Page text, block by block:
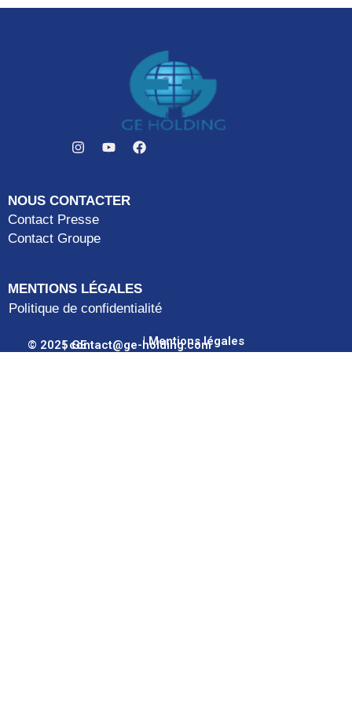
NOUS CONTACTER
Contact Presse
Contact Groupe
MENTIONS LÉGALES
Politique de confidentialité
© 2025 GE
HOLDING
| Mentions légales
| contact@ge-holding.com